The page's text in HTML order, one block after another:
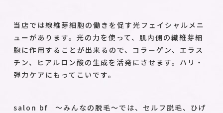
当店では線維芽細胞の働きを促す光フェイシャルメニ
ューがあります。光の力を使って、肌内側の繊維芽細
胞に作用することが出来るので、コラーゲン、エラス
チン、ヒアルロン酸の生成を活発にさせます。ハリ・
弾力ケアにもってこいです。
salon bf ～みんなの脱毛～では、セルフ脱毛、ひげ